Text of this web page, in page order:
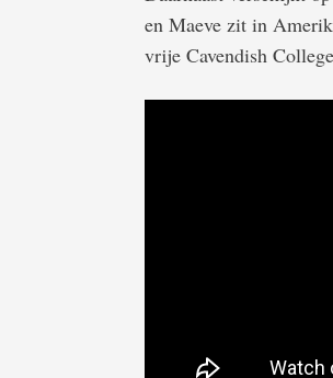
en Maeve zit in
vrije Cavendish